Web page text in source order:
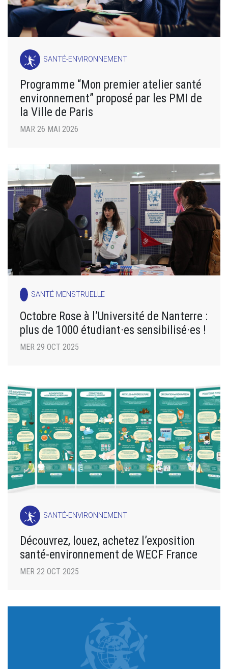
SANTÉ-ENVIRONNEMENT
Programme “Mon premier atelier santé
environnement” proposé par les PMI de
la Ville de Paris
MAR 26 MAI 2026
SANTÉ MENSTRUELLE
Octobre Rose à l’Université de Nanterre :
plus de 1000 étudiant·es sensibilisé·es !
MER 29 OCT 2025
SANTÉ-ENVIRONNEMENT
Découvrez, louez, achetez l’exposition
santé-environnement de WECF France
MER 22 OCT 2025